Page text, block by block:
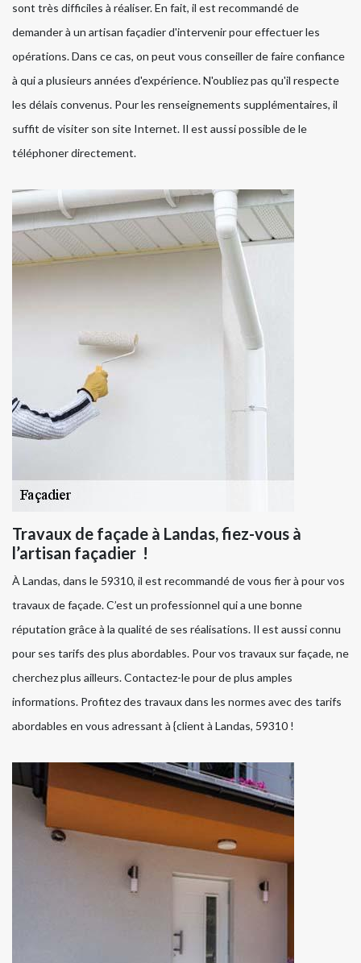
sont très difficiles à réaliser. En fait, il est recommandé de
demander à un artisan façadier d'intervenir pour effectuer les
opérations. Dans ce cas, on peut vous conseiller de faire confiance
à qui a plusieurs années d'expérience. N'oubliez pas qu'il respecte
les délais convenus. Pour les renseignements supplémentaires, il
suffit de visiter son site Internet. Il est aussi possible de le
téléphoner directement.
Travaux de façade à Landas, fiez-vous à
l’artisan façadier !
À Landas, dans le 59310, il est recommandé de vous fier à pour vos
travaux de façade. C’est un professionnel qui a une bonne
réputation grâce à la qualité de ses réalisations. Il est aussi connu
pour ses tarifs des plus abordables. Pour vos travaux sur façade, ne
cherchez plus ailleurs. Contactez-le pour de plus amples
informations. Profitez des travaux dans les normes avec des tarifs
abordables en vous adressant à {client à Landas, 59310 !